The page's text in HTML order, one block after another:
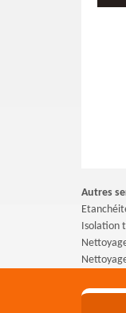
Autres
Isolation